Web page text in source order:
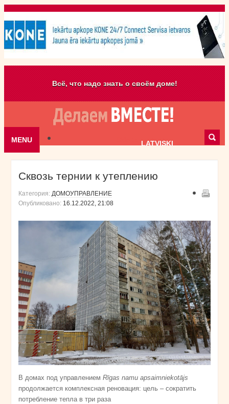
Всё, что надо знать о своём доме!
MENU LATVISKI
Skip to content
Сквозь тернии к утеплению
Категория: ДОМОУПРАВЛЕНИЕ
Опубликовано: 16.12.2022, 21:08
В домах под управлением Rīgas namu apsaimniekotājs
продолжается комплексная реновация: цель – сократить
потребление тепла в три раза